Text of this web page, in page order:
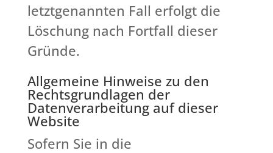
letztgenannten Fall erfolgt die
Löschung nach Fortfall dieser
Gründe.
Allgemeine Hinweise zu den
Rechtsgrundlagen der
Datenverarbeitung auf dieser
Website
Sofern Sie in die